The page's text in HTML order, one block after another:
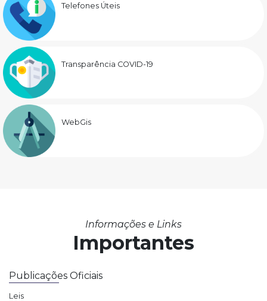
Telefones Úteis
Transparência COVID-19
WebGis
Informações e Links
Importantes
Publicações Oficiais
Leis